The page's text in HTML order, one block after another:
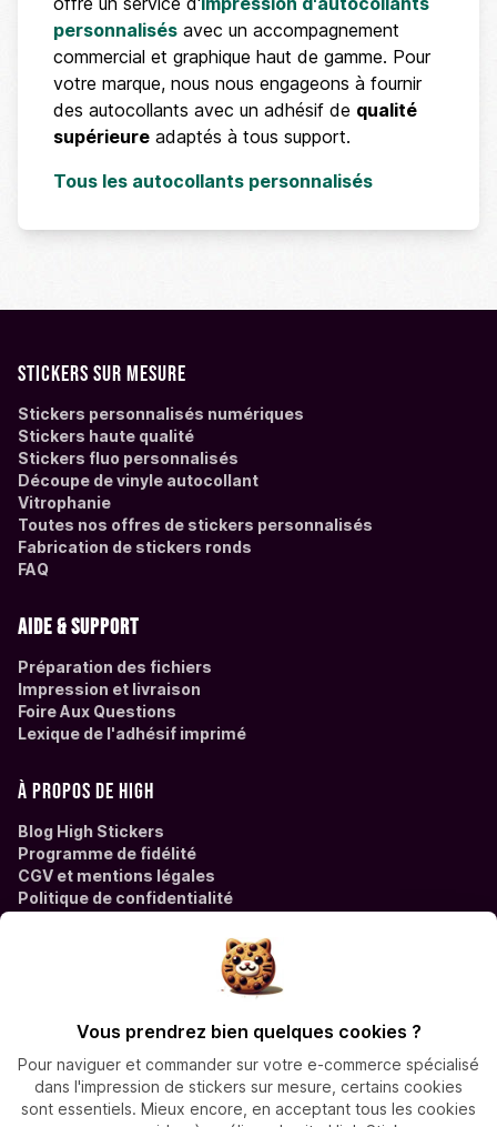
Vous prendrez bien quelques cookies ?
Pour naviguer et commander sur votre e-commerce spécialisé
dans l'impression de stickers sur mesure, certains cookies
sont essentiels. Mieux encore, en acceptant tous les cookies
personnalisés avec un accompagnement
commercial et graphique haut de gamme. Pour
votre marque, nous nous engageons à fournir
des autocollants avec un adhésif de qualité
supérieure adaptés à tous support.
Tous les autocollants personnalisés
Stickers sur mesure
Stickers personnalisés numériques
Stickers haute qualité
Stickers fluo personnalisés
Découpe de vinyle autocollant
Vitrophanie
Toutes nos offres de stickers personnalisés
Fabrication de stickers ronds
FAQ
Aide & support
Préparation des fichiers
Impression et livraison
Foire Aux Questions
Lexique de l'adhésif imprimé
À propos de High
Blog High Stickers
Programme de fidélité
CGV et mentions légales
Politique de confidentialité
contact@high-stickers.com
Virement